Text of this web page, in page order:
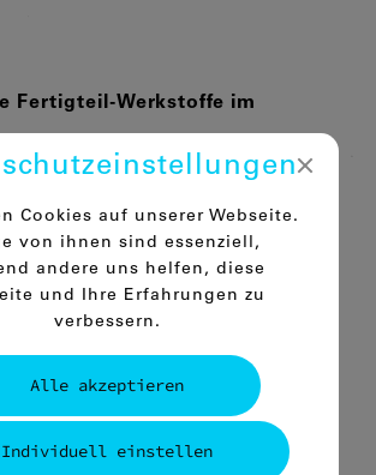
Fertigteil-Werkstoffe im
Cookies auf unserer Webseite.
von ihnen sind essenziell,
andere uns helfen, diese
und Ihre Erfahrungen zu
verbessern.
Alle akzeptieren
Individuell einstellen